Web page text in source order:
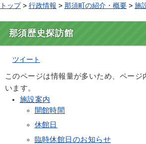
トップ> 行政情報 > 那須町の紹介・概要 > 施
那須歴史探訪館
ツイート
このページは情報量が多いため、ページ
います。
施設案内
開館時間
休館日
臨時休館日のお知らせ